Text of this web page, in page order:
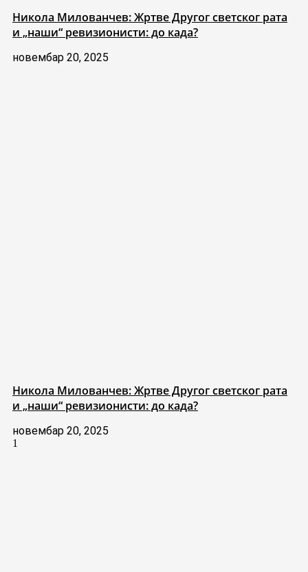
Никола Милованчев: Жртве Другог светског рата
и „наши“ ревизионисти: до када?
новембар 20, 2025
Никола Милованчев: Жртве Другог светског рата
и „наши“ ревизионисти: до када?
новембар 20, 2025